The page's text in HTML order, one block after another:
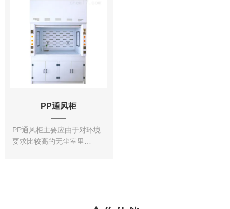
（如大规模集成电路生产）
等对环境的要求，
促进了技术的发展。
目前在精密机械、
半导体、宇
航、原子能等...
PP通风柜
PP通风柜主要应由于对环境
要求比较高的无尘室里